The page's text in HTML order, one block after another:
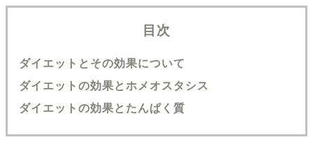
目次
ダイエットとその効果について
ダイエットの効果とホメオスタシス
ダイエットの効果とたんぱく質